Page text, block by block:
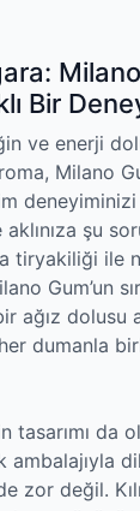
Bir
ve enerji
Milano
şu
tiryakiliği ile
Gum’un
ağız dolusu
dumanla
tasarımı da
ambalajıyla
zor değil.